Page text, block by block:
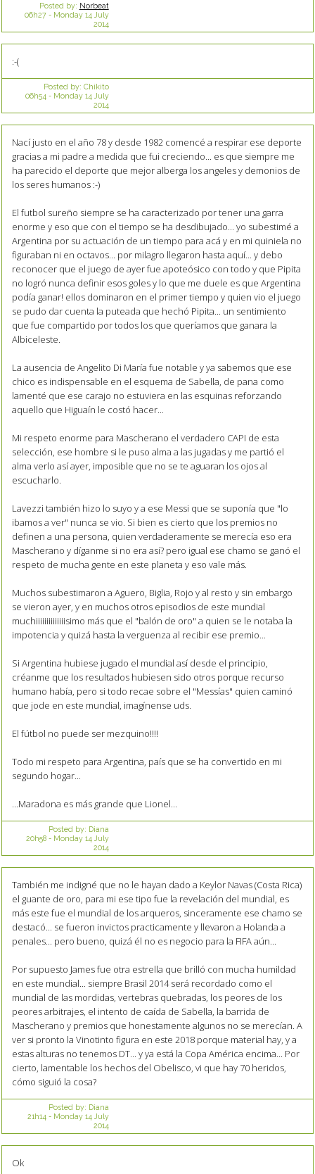
Posted by: Norbeat
06h27- Monday 14 July
2014
:-(
Posted by: Chikito
06h54 - Monday 14 July
2014
Nací justo en el año 78 y desde 1982 comencé a respirar ese deporte
gracias a mi padre a medida que fui creciendo... es que siempre me
ha parecido el deporte que mejor alberga los angeles y demonios de
los seres humanos :-)
El futbol sureño siempre se ha caracterizado por tener una garra
enorme y eso que con el tiempo se ha desdibujado... yo subestimé a
Argentina por su actuación de un tiempo para acá y en mi quiniela no
figuraban ni en octavos... por milagro llegaron hasta aquí... y debo
reconocer que el juego de ayer fue apoteósico con todo y que Pipita
no logró nunca definir esos goles y lo que me duele es que Argentina
podía ganar! ellos dominaron en el primer tiempo y quien vio el juego
se pudo dar cuenta la puteada que hechó Pipita... un sentimiento
que fue compartido por todos los que queríamos que ganara la
Albiceleste.
La ausencia de Angelito Di María fue notable y ya sabemos que ese
chico es indispensable en el esquema de Sabella, de pana como
lamenté que ese carajo no estuviera en las esquinas reforzando
aquello que Higuaín le costó hacer...
Mi respeto enorme para Mascherano el verdadero CAPI de esta
selección, ese hombre si le puso alma a las jugadas y me partió el
alma verlo así ayer, imposible que no se te aguaran los ojos al
escucharlo.
Lavezzi también hizo lo suyo y a ese Messi que se suponía que "lo
ibamos a ver" nunca se vio. Si bien es cierto que los premios no
definen a una persona, quien verdaderamente se merecía eso era
Mascherano y díganme si no era así? pero igual ese chamo se ganó el
respeto de mucha gente en este planeta y eso vale más.
Muchos subestimaron a Aguero, Biglia, Rojo y al resto y sin embargo
se vieron ayer, y en muchos otros episodios de este mundial
muchiiiiiiiiiiiiiisimo más que el "balón de oro" a quien se le notaba la
impotencia y quizá hasta la verguenza al recibir ese premio...
Si Argentina hubiese jugado el mundial así desde el principio,
créanme que los resultados hubiesen sido otros porque recurso
humano había, pero si todo recae sobre el "Messías" quien caminó
que jode en este mundial, imagínense uds.
El fútbol no puede ser mezquino!!!!
Todo mi respeto para Argentina, país que se ha convertido en mi
segundo hogar...
...Maradona es más grande que Lionel...
Posted by: Diana
20h58- Monday 14 July
2014
También me indigné que no le hayan dado a Keylor Navas (Costa Rica)
el guante de oro, para mi ese tipo fue la revelación del mundial, es
más este fue el mundial de los arqueros, sinceramente ese chamo se
destacó... se fueron invictos practicamente y llevaron a Holanda a
penales... pero bueno, quizá él no es negocio para la FIFA aún...
Por supuesto James fue otra estrella que brilló con mucha humildad
en este mundial... siempre Brasil 2014 será recordado como el
mundial de las mordidas, vertebras quebradas, los peores de los
peores arbitrajes, el intento de caída de Sabella, la barrida de
Mascherano y premios que honestamente algunos no se merecían. A
ver si pronto la Vinotinto figura en este 2018 porque material hay, y a
estas alturas no tenemos DT... y ya está la Copa América encima... Por
cierto, lamentable los hechos del Obelisco, vi que hay 70 heridos,
cómo siguió la cosa?
Posted by: Diana
21h14 - Monday 14 July
2014
Ok